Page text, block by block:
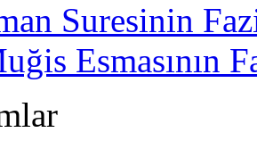
Suresinin
Esmasının